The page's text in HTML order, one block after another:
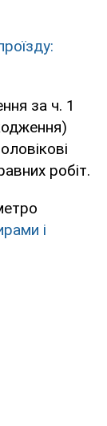
за ч. 1
робіт.
і